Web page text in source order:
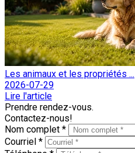
Les animaux et les propriétés ...
2026-07-29
Lire l'article
Prendre rendez-vous.
Contactez-nous!
Nom complet *
Courriel *